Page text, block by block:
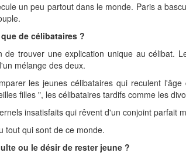
un peu partout dans le monde. Paris a
de célibataires ?
de trouver une explication unique au célibat.
mélange des deux.
les jeunes célibataires qui reculent
filles ", les célibataires tardifs comme les
insatisfaits qui rêvent d'un conjoint parfait
tout qui sont de ce monde.
ou le désir de rester jeune ?